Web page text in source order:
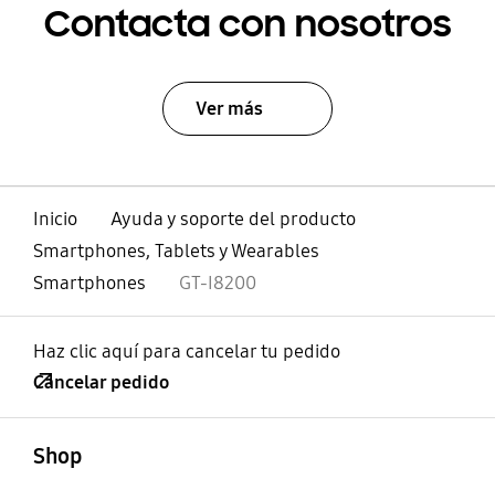
Contacta con nosotros
Ver más
Inicio
Ayuda y soporte del producto
Smartphones, Tablets y Wearables
Smartphones
GT-I8200
Haz clic aquí para cancelar tu pedido
Cancelar pedido
Shop